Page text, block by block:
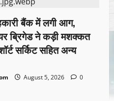
बैंक में लगी आग,
ब्रिगेड ने कड़ी मशक्कत
सर्किट सहित अन्य
August 5, 2026
0